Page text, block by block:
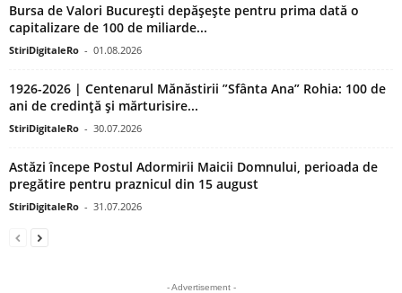
Bursa de Valori București depășește pentru prima dată o
capitalizare de 100 de miliarde...
StiriDigitaleRo - 01.08.2026
1926-2026 | Centenarul Mănăstirii ”Sfânta Ana” Rohia: 100 de
ani de credință și mărturisire...
StiriDigitaleRo - 30.07.2026
Astăzi începe Postul Adormirii Maicii Domnului, perioada de
pregătire pentru praznicul din 15 august
StiriDigitaleRo - 31.07.2026
- Advertisement -